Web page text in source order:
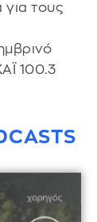
για τους
100.3